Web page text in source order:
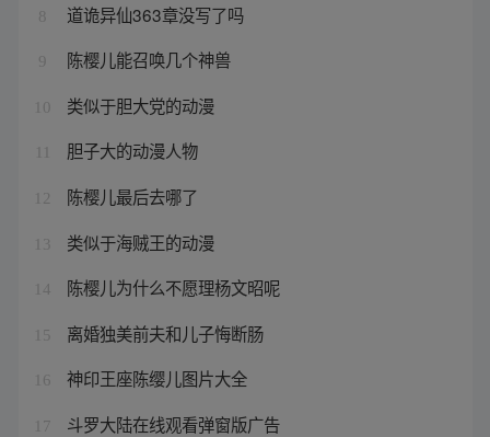
8 道诡异仙363章没写了吗
9 陈樱儿能召唤几个神兽
10 类似于胆大党的动漫
胆子大的动漫人物
12 陈樱儿最后去哪了
13 类似于海贼王的动漫
14 陈樱儿为什么不愿理杨文昭呢
15 离婚独美前夫和儿子悔断肠
16 神印王座陈缨儿图片大全
17 斗罗大陆在线观看弹窗版广告